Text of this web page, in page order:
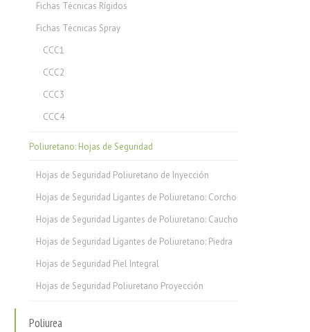
Fichas Técnicas Rígidos
Fichas Técnicas Spray
CCC1
CCC2
CCC3
CCC4
Poliuretano: Hojas de Seguridad
Hojas de Seguridad Poliuretano de Inyección
Hojas de Seguridad Ligantes de Poliuretano: Corcho
Hojas de Seguridad Ligantes de Poliuretano: Caucho
Hojas de Seguridad Ligantes de Poliuretano: Piedra
Hojas de Seguridad Piel Integral
Hojas de Seguridad Poliuretano Proyección
Poliurea